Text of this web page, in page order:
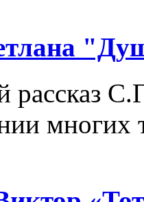
рассказ
многих